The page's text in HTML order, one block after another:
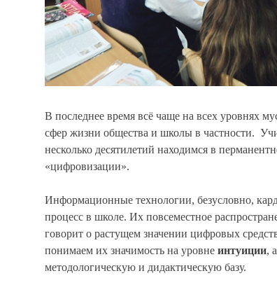
В последнее время всё чаще на всех уровнях
сфер жизни общества и школы в частности.
несколько десятилетий находимся в
«цифровизации».
Информационные технологии, безусловно,
процесс в школе. Их повсеместное
говорит о растущем значении цифровых
понимаем их значимость на уровне интуиции,
методологическую и дидактическую базу.